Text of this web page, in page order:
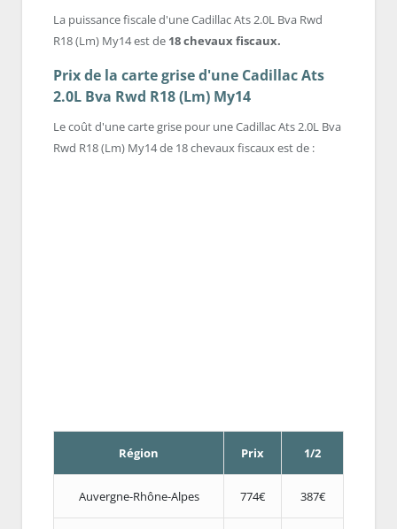
La puissance fiscale d'une Cadillac Ats 2.0L Bva Rwd
R18 (Lm) My14 est de 18 chevaux fiscaux.
Prix de la carte grise d'une Cadillac Ats
2.0L Bva Rwd R18 (Lm) My14
Le coût d'une carte grise pour une Cadillac Ats 2.0L Bva
Rwd R18 (Lm) My14 de 18 chevaux fiscaux est de :
Région Prix 1/2
Auvergne-Rhône-Alpes 774€ 387€